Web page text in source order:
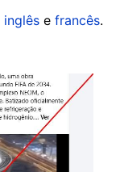
inglês e francês.